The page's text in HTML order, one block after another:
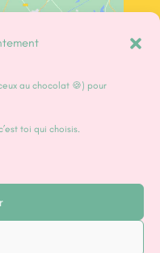
au chocolat 🍪) pour
toi qui choisis.
activer Google